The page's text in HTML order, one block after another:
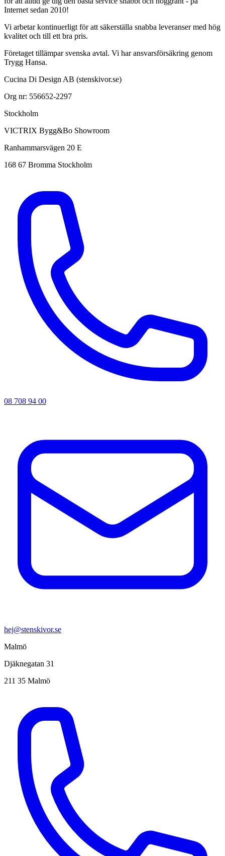
Internet sedan 2010!
Vi arbetar kontinuerligt för att säkerställa snabba leveranser med hög
kvalitet och till ett bra pris.
Företaget tillämpar svenska avtal. Vi har ansvarsförsäkring genom
Trygg Hansa.
Cucina Di Design AB (stenskivor.se)
Org nr: 556652-2297
Stockholm
VICTRIX Bygg&Bo Showroom
Ranhammarsvägen 20 E
168 67 Bromma Stockholm
08 708 94 00
hej@stenskivor.se
Malmö
Djäknegatan 31
211 35 Malmö